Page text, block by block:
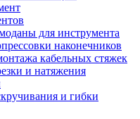
для инструмента
наконечников
кабельных стяжек
и натяжения
и гибки